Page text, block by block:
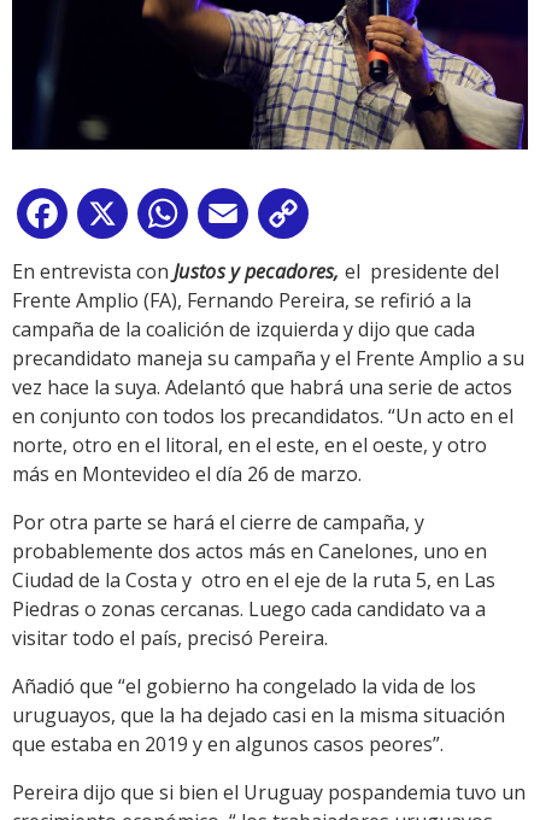
Facebook
X WhatsApp
Email
Link
En entrevista con Justos y pecadores, el presidente del
Frente Amplio (FA), Fernando Pereira, se refirió a la
campaña de la coalición de izquierda y dijo que cada
precandidato maneja su campaña y el Frente Amplio a su
vez hace la suya. Adelantó que habrá una serie de actos
en conjunto con todos los precandidatos. “Un acto en el
norte, otro en el litoral, en el este, en el oeste, y otro
más en Montevideo el día 26 de marzo.
Por otra parte se hará el cierre de campaña, y
probablemente dos actos más en Canelones, uno en
Ciudad de la Costa y otro en el eje de la ruta 5, en Las
Piedras o zonas cercanas. Luego cada candidato va a
visitar todo el país, precisó Pereira.
Añadió que “el gobierno ha congelado la vida de los
uruguayos, que la ha dejado casi en la misma situación
que estaba en 2019 y en algunos casos peores”.
Pereira dijo que si bien el Uruguay pospandemia tuvo un